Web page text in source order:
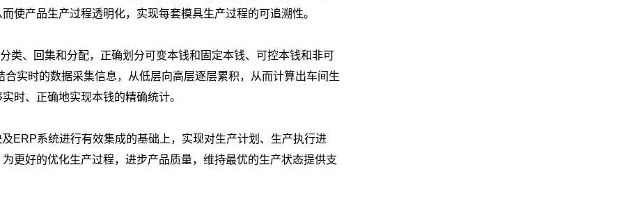
使产品生产过程透明化，实现每套模具生产过程的可追溯性。
类、回集和分配，正确划分可变本钱和固定本钱、可控本钱和非可
实时的数据采集信息，从低层向高层逐层累积，从而计算出车间生
时、正确地实现本钱的精确统计。
ERP系统进行有效集成的基础上，实现对生产计划、生产执行进
更好的优化生产过程，进步产品质量，维持最优的生产状态提供支